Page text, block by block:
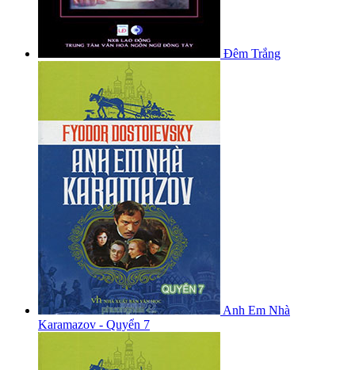
Đêm Trắng
Anh Em Nhà
Karamazov - Quyển 7